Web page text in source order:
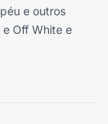
e outros
e Off White e